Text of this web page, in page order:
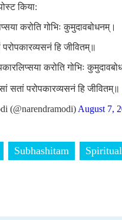
किया:
करोति गोभिः कुमुदावबोधनम्।
हि जीवितम्॥
करोति गोभिः
सतां परोपकारव्यसनं हि जीवितम्॥
(@narendramodi) August 7,
Subhashitam